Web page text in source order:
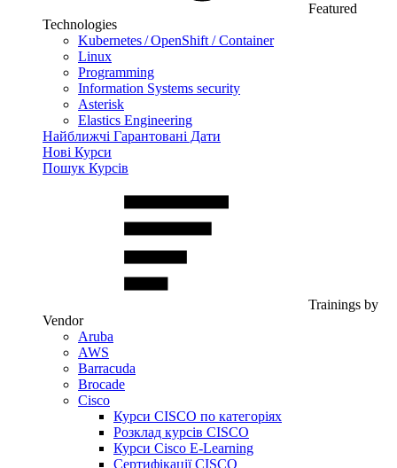
Featured
Technologies
Kubernetes / OpenShift / Container
Linux
Programming
Information Systems security
Asterisk
Elastics Engineering
Найближчі Гарантовані Дати
Нові Курси
Пошук Курсів
Trainings by
Vendor
Aruba
AWS
Barracuda
Brocade
Cisco
Курси CISCO по категоріях
Розклад курсів CISCO
Курси Cisco E-Learning
Сертифікації CISCO